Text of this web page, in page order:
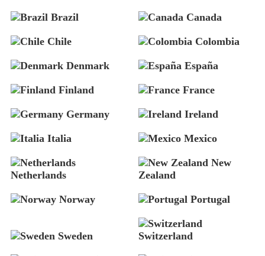
Brazil Canada
Chile Colombia
Denmark España
Finland France
Germany Ireland
Italia Mexico
Netherlands
New
Zealand
Norway Portugal
Sweden Switzerland